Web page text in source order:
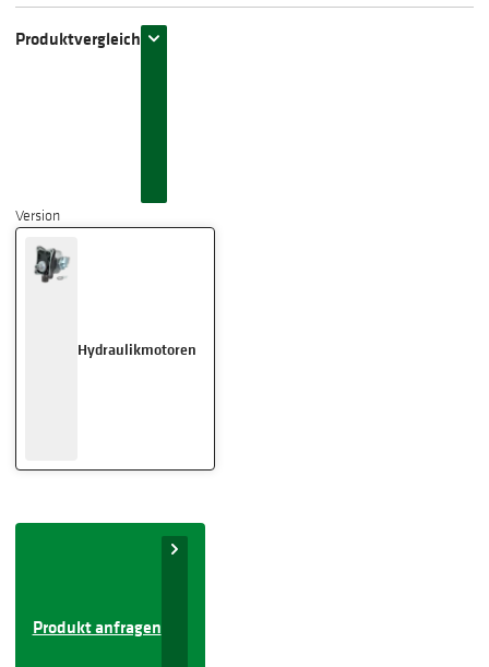
Produktvergleich
Version
Hydraulikmotoren
Produkt anfragen